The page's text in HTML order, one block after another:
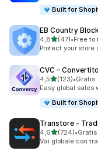
Built for
EB Country
4,8stelle su 5
(47)
47 recensioni
•Free to
Protect your
CVC –
4,5stelle su 5
(123)
123 recensioni totali
•Gratis
Easy global
Built for
Transtore ‑
4,6stelle su 5
(724)
724 recensioni
•Gratis
Vai globale con